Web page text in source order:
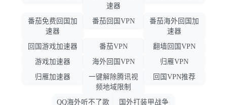
速器
番茄免费回国加
速器
番茄回国VPN
番茄海外回国加
速器
回国游戏加速器
番茄VPN
翻墙回国VPN
游戏加速器
海外回国VPN
归雁VPN
归雁加速器
一键解除腾讯视
频地域限制
回国VPN推荐
QQ海外听不了歌 国外打装甲战争